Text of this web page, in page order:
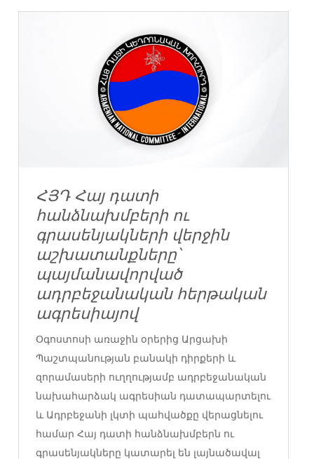
ՀՅԴ Հայ դատի
հանձնախմբերի ու
գրասենյակների վերջին
աշխատանքները՝
պայմանավորված
ադրբեջանական հերթական
ագրեսիայով
Օգոստոսի առաջին օրերից Արցախի
Պաշտպանության բանակի դիրքերի և
զորամասերի ուղղությամբ ադրբեջանական
նախահարձակ ագրեսիան դատապարտելու
և Ադրբեջանի լկտի պահվածքը վերացնելու
համար Հայ դատի հանձնախմբերն ու
գրասենյակները կատարել են լայնածավալ